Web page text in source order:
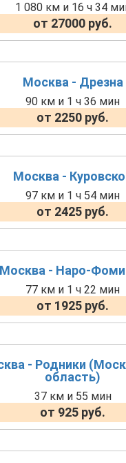
1 080 км и 16 ч 34
от 27000 руб.
Москва - Дрезна
90 км и 1 ч 36 мин
от 2250 руб.
Москва -
97 км и 1 ч 54 мин
от 2425 руб.
Москва - Наро-
77 км и 1 ч 22 мин
от 1925 руб.
- Родники
область)
37 км и 55 мин
от 925 руб.